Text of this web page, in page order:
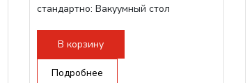
стандартно: Вакуумный стол
Мощность инвертора:
Охлаждение шпинделя:
В корзину
Подробнее